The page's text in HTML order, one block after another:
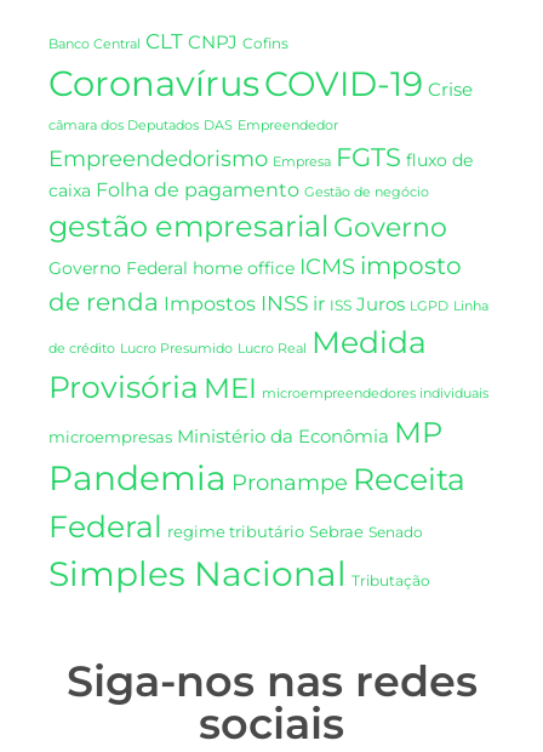
Banco Central CLT CNPJ Cofins
CoronavírusCOVID-19 Crise
câmara dos Deputados DAS Empreendedor
Empreendedorismo Empresa FGTS fluxo de
caixa Folha de pagamento Gestão de negócio
gestão empresarial Governo
Governo Federal home office ICMS imposto
de renda Impostos INSS ir ISS Juros LGPD Linha
de crédito Lucro Presumido Lucro Real
Medida
Provisória MEI microempreendedores individuais
microempresas Ministério da Econômia MP
Pandemia Pronampe Receita
Federal regime tributário Sebrae Senado
Simples Nacional Tributação
Siga-nos nas redes
sociais